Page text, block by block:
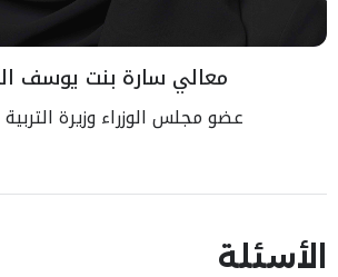
معالي سارة بنت يوسف
عضو مجلس الوزراء وزيرة
الأسئلة